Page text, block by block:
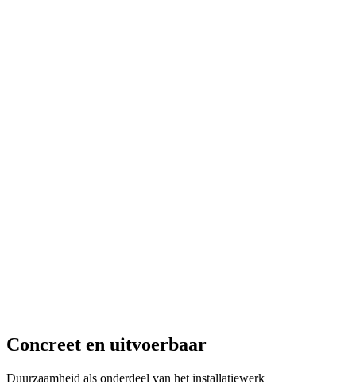
Concreet en uitvoerbaar
Duurzaamheid als onderdeel van het installatiewerk